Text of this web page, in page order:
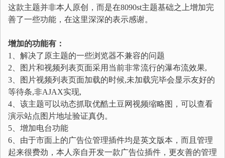
这款主题并非本人原创，而是在8090st主题基础之上增加完
善了一些功能，在这里深深的表示感谢。
增加的功能有：
1、解决了原主题的一些浏览器不兼容的问题
2、图片和视频列表页面采用当前非常流行的瀑布流效果,
3、图片视频列表页面加载的时候,未加载完毕会显示友好的
等待条,非AJAX实现,
4、该主题可以动态抓取优酷土豆网视频缩略图，可以查看
演示站点图片地址验证真伪。
5、增加电台功能
6、由于市面上的广告位管理插件均是英文版本，而且管理
起来很费劲，本人亲自开发一款广告位插件，更友善的管理